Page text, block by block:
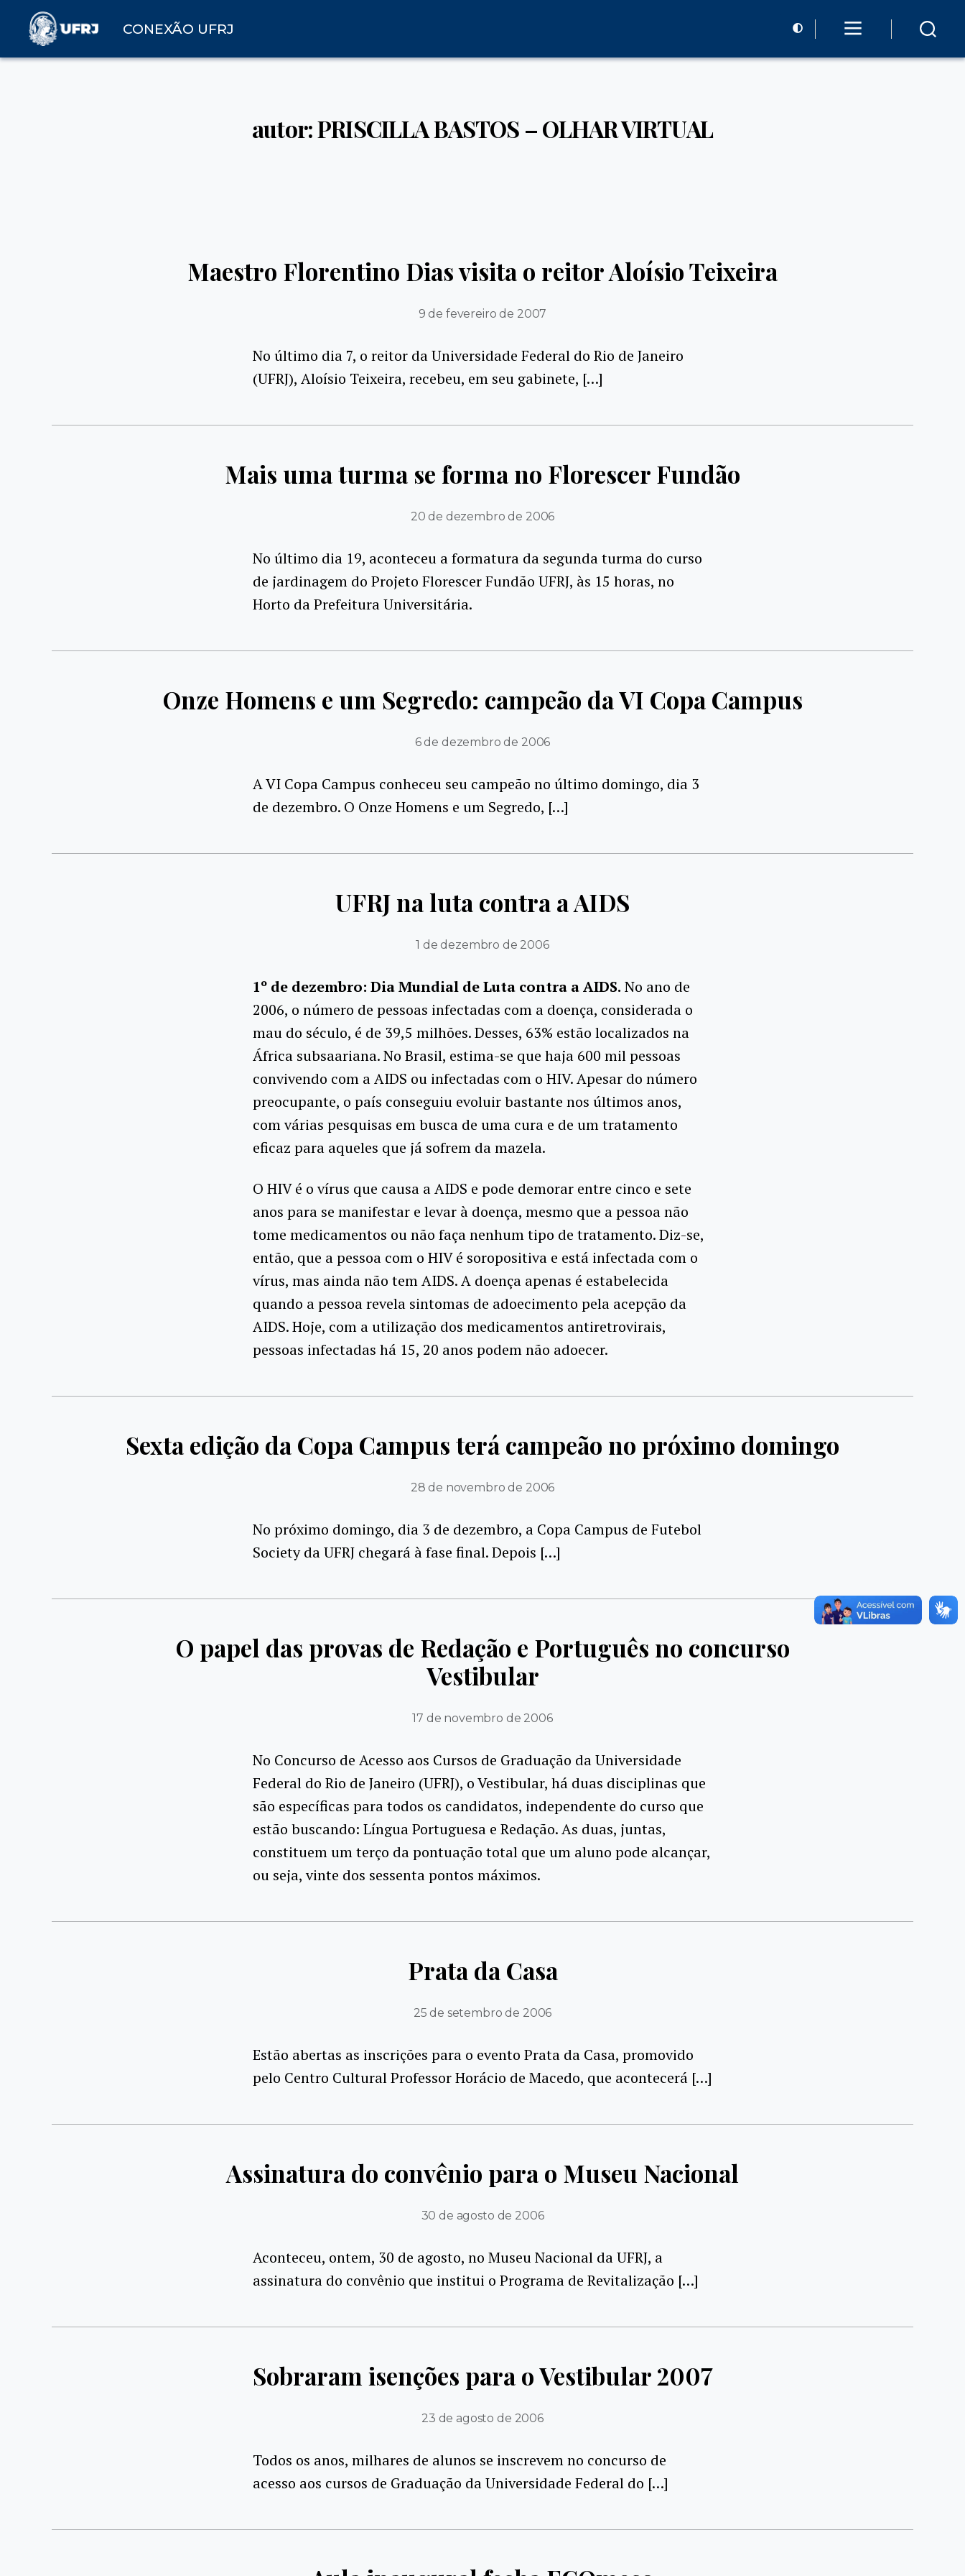
CONEXÃO UFRJ
autor: PRISCILLA BASTOS – OLHAR VIRTUAL
Maestro Florentino Dias visita o reitor Aloísio Teixeira
9 de fevereiro de 2007
No último dia 7, o reitor da Universidade Federal do Rio de Janeiro
(UFRJ), Aloísio Teixeira, recebeu, em seu gabinete, […]
Mais uma turma se forma no Florescer Fundão
20 de dezembro de 2006
No último dia 19, aconteceu a formatura da segunda turma do curso
de jardinagem do Projeto Florescer Fundão UFRJ, às 15 horas, no
Horto da Prefeitura Universitária.
Onze Homens e um Segredo: campeão da VI Copa Campus
6 de dezembro de 2006
A VI Copa Campus conheceu seu campeão no último domingo, dia 3
de dezembro. O Onze Homens e um Segredo, […]
UFRJ na luta contra a AIDS
1 de dezembro de 2006
1º de dezembro: Dia Mundial de Luta contra a AIDS. No ano de
2006, o número de pessoas infectadas com a doença, considerada o
mau do século, é de 39,5 milhões. Desses, 63% estão localizados na
África subsaariana. No Brasil, estima-se que haja 600 mil pessoas
convivendo com a AIDS ou infectadas com o HIV. Apesar do número
preocupante, o país conseguiu evoluir bastante nos últimos anos,
com várias pesquisas em busca de uma cura e de um tratamento
eficaz para aqueles que já sofrem da mazela.
O HIV é o vírus que causa a AIDS e pode demorar entre cinco e sete
anos para se manifestar e levar à doença, mesmo que a pessoa não
tome medicamentos ou não faça nenhum tipo de tratamento. Diz-se,
então, que a pessoa com o HIV é soropositiva e está infectada com o
vírus, mas ainda não tem AIDS. A doença apenas é estabelecida
quando a pessoa revela sintomas de adoecimento pela acepção da
AIDS. Hoje, com a utilização dos medicamentos antiretrovirais,
pessoas infectadas há 15, 20 anos podem não adoecer.
Sexta edição da Copa Campus terá campeão no próximo domingo
28 de novembro de 2006
No próximo domingo, dia 3 de dezembro, a Copa Campus de Futebol
Society da UFRJ chegará à fase final. Depois […]
O papel das provas de Redação e Português no concurso
Vestibular
17 de novembro de 2006
No Concurso de Acesso aos Cursos de Graduação da Universidade
Federal do Rio de Janeiro (UFRJ), o Vestibular, há duas disciplinas que
são específicas para todos os candidatos, independente do curso que
estão buscando: Língua Portuguesa e Redação. As duas, juntas,
constituem um terço da pontuação total que um aluno pode alcançar,
ou seja, vinte dos sessenta pontos máximos.
Prata da Casa
25 de setembro de 2006
Estão abertas as inscrições para o evento Prata da Casa, promovido
pelo Centro Cultural Professor Horácio de Macedo, que acontecerá […]
Assinatura do convênio para o Museu Nacional
30 de agosto de 2006
Aconteceu, ontem, 30 de agosto, no Museu Nacional da UFRJ, a
assinatura do convênio que institui o Programa de Revitalização […]
Sobraram isenções para o Vestibular 2007
23 de agosto de 2006
Todos os anos, milhares de alunos se inscrevem no concurso de
acesso aos cursos de Graduação da Universidade Federal do […]